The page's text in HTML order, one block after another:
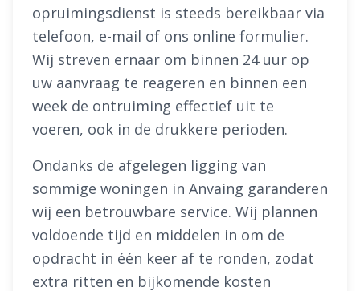
opruimingsdienst is steeds bereikbaar via
telefoon, e-mail of ons online formulier.
Wij streven ernaar om binnen 24 uur op
uw aanvraag te reageren en binnen een
week de ontruiming effectief uit te
voeren, ook in de drukkere perioden.
Ondanks de afgelegen ligging van
sommige woningen in Anvaing garanderen
wij een betrouwbare service. Wij plannen
voldoende tijd en middelen in om de
opdracht in één keer af te ronden, zodat
extra ritten en bijkomende kosten